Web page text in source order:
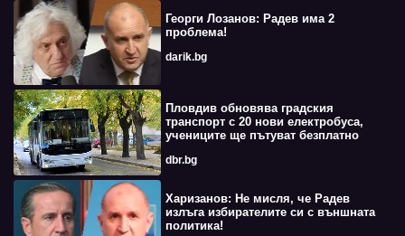
Георги Лозанов: Радев има 2
проблема!
darik.bg
Пловдив обновява градския
транспорт с 20 нови електробуса,
учениците ще пътуват безплатно
dbr.bg
Харизанов: Не мисля, че Радев
излъга избирателите си с външната
политика!